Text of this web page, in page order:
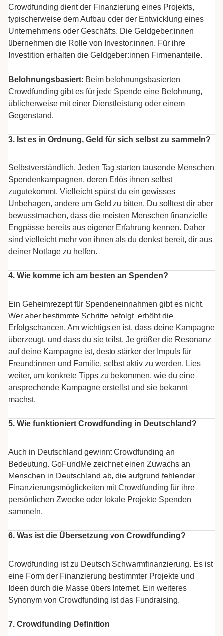
Crowdfunding dient der Finanzierung eines Projekts,
typischerweise dem Aufbau oder der Entwicklung eines
Unternehmens oder Geschäfts. Die Geldgeber:innen
übernehmen die Rolle von Investor:innen. Für ihre
Investition erhalten die Geldgeber:innen Firmenanteile.
Belohnungsbasiert: Beim belohnungsbasierten
Crowdfunding gibt es für jede Spende eine Belohnung,
üblicherweise mit einer Dienstleistung oder einem
Gegenstand.
3. Ist es in Ordnung, Geld für sich selbst zu sammeln?
Selbstverständlich. Jeden Tag starten tausende Menschen
Spendenkampagnen, deren Erlös ihnen selbst
zugutekommt. Vielleicht spürst du ein gewisses
Unbehagen, andere um Geld zu bitten. Du solltest dir aber
bewusstmachen, dass die meisten Menschen finanzielle
Engpässe bereits aus eigener Erfahrung kennen. Daher
sind vielleicht mehr von ihnen als du denkst bereit, dir aus
deiner Notlage zu helfen.
4. Wie komme ich am besten an Spenden?
Ein Geheimrezept für Spendeneinnahmen gibt es nicht.
Wer aber bestimmte Schritte befolgt, erhöht die
Erfolgschancen. Am wichtigsten ist, dass deine Kampagne
überzeugt, und dass du sie teilst. Je größer die Resonanz
auf deine Kampagne ist, desto stärker der Impuls für
Freund:innen und Familie, selbst aktiv zu werden. Lies
weiter, um konkrete Tipps zu bekommen, wie du eine
ansprechende Kampagne erstellst und sie bekannt
machst.
5. Wie funktioniert Crowdfunding in Deutschland?
Auch in Deutschland gewinnt Crowdfunding an
Bedeutung. GoFundMe zeichnet einen Zuwachs an
Menschen in Deutschland ab, die aufgrund fehlender
Finanzierungsmöglickeiten mit Crowdfunding für ihre
persönlichen Zwecke oder lokale Projekte Spenden
sammeln.
6. Was ist die Übersetzung von Crowdfunding?
Crowdfunding ist zu Deutsch Schwarmfinanzierung. Es ist
eine Form der Finanzierung bestimmter Projekte und
Ideen durch die Masse übers Internet. Ein weiteres
Synonym von Crowdfunding ist das Fundraising.
7. Crowdfunding Definition